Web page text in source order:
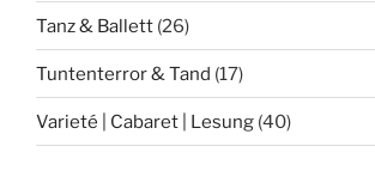
Tanz & Ballett (26)
Tuntenterror & Tand (17)
Varieté | Cabaret | Lesung (40)